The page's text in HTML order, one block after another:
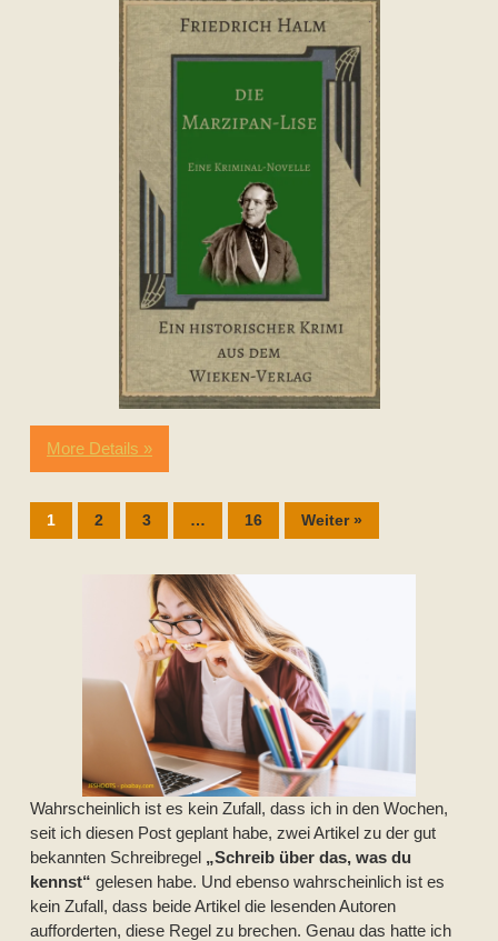
More Details »
1 2 3 … 16 Weiter »
Wahrscheinlich ist es kein Zufall, dass ich in den Wochen,
seit ich diesen Post geplant habe, zwei Artikel zu der gut
bekannten Schreibregel „Schreib über das, was du
kennst“ gelesen habe. Und ebenso wahrscheinlich ist es
kein Zufall, dass beide Artikel die lesenden Autoren
aufforderten, diese Regel zu brechen. Genau das hatte ich